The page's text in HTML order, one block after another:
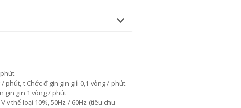
phút, t Chớc đ gin gin giíi 0,1 vòng / phút.
gin gin 1 vòng / phút
v thể loại 10%, 50Hz / 60Hz (tiêu chu